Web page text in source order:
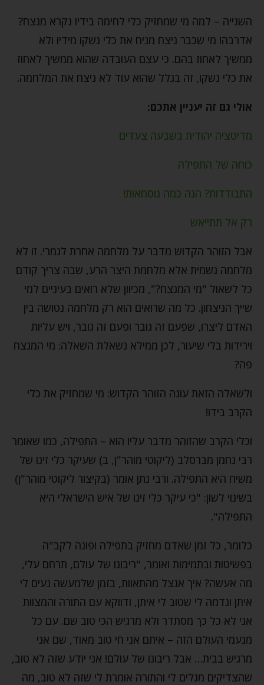
השנייה – למה מי שמחזיק כלי לחימה בידיו נקרא מנצח?
אדרבה! מי שכבר ניצח מניח את כלי נשקו מידיו ולא
ממשיך לאחוז בהם. כי עצם העובדה שהוא ממשיך לאחוז
את כלי נשקו, זה בגלל שהוא עוד לא ניצח את המלחמה.
אולי גם זה יעניין אתכם:
מדיטציה יהודית בשבעה צעדים
כוחה של התפילה
התבודדות? הנה כמה נוסחאות!
רק אל תתייאש
אבל הזוהר הקדוש מדבר על מלחמה אחרת לגמרי. זו לא
מלחמה גשמית אלא מלחמת היצר הרע, שבה צריך קודם
כל לשאול "מי המנצח?", מכיוון שלא רואים בעיניים למי
שייך הניצחון. כל מה שרואים הוא רק מלחמה נטושה בין
האדם ליצרו, שפעם זה גובר ופעם זה גובר, ויש עליות
וירידות בלי שיעור, לכן ממילא נשאלת השאלה: מי המנצח
פה?
ולשאלה הזאת עונה הזוהר הקדוש: מי שמחזיק את כלי
הקרב בידו!
וכלי הקרב שהזוהר מדבר עליו הוא – התפילה, כמו שאומר
רבי נחמן מברסלב (ליקוטי מוהר"ן, ב) שעיקר כלי זינו של
משיח היא התפילה. ורבי נתן אומר (בקיצור ליקוטי מוהר"ן)
בשינוי לשון: "כי עיקר כלי זינו של איש הישראלי היא
התפילה".
כלומר, כל זמן שאדם מחזיק בתפילה ופונה לקב"ה
בפשיטות ובתמימות ואומר, "ריבונו של עולם, תרחם עלי,
מה אעשה? איך אנצל מהתאוות, בזמן שלמעשה נעים לי
איתן ונדמה לי שטוב לי איתן, ודווקא עם התורה והמצוות
אני לא כל כך מסתדר ולא מרגיש הכי טוב שם. עם כל
מנעמי העולם הזה – איתם אני חי טוב מאוד, שם אני
מרגיש בבית… אבל ריבונו של עולם! אני יודע שזה לא טוב,
שהצדיקים מגלים לי והתורה אומרת לי שזה לא טוב, מה